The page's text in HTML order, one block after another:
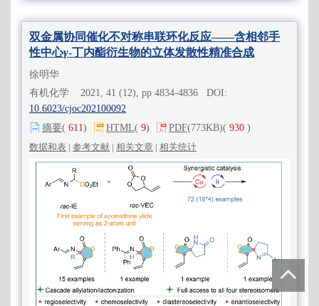
双金属协同催化不对称串联环化反应——含相邻手
性中心γ-丁内酯衍生物的立体发散性精准合成
徐明华
有机化学 2021, 41 (12), pp 4834-4836 DOI:
10.6023/cjoc202100092
摘要( 611 ) HTML( 9) PDF(773KB)( 930 )
数据和表 | 参考文献 | 相关文章 | 相关统计